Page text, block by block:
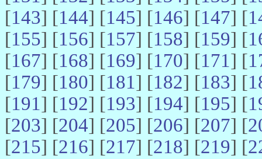
[143] [144] [145] [146] [147] [
[155] [156] [157] [158] [159] [
[167] [168] [169] [170] [171] [
[179] [180] [181] [182] [183] [
[191] [192] [193] [194] [195] [
[203] [204] [205] [206] [207] [
[215] [216] [217] [218] [219] [